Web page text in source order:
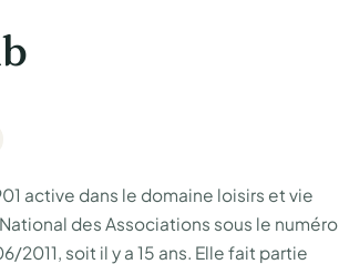
active dans le domaine loisirs et vie
des Associations sous le numéro
soit il y a 15 ans. Elle fait partie